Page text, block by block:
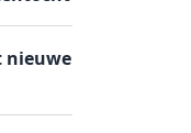
nieuwe